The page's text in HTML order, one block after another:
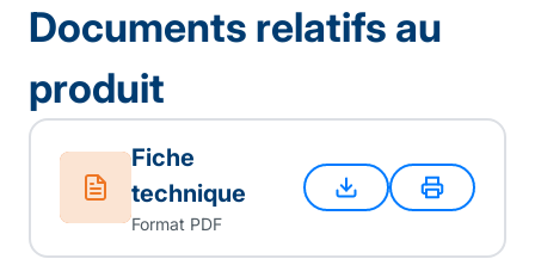
Documents relatifs au
produit
Fiche
technique
Format PDF